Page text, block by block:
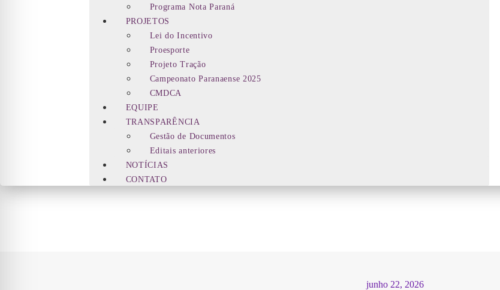
Programa Nota Paraná
PROJETOS
Lei do Incentivo
Proesporte
Projeto Tração
Campeonato Paranaense 2025
CMDCA
EQUIPE
TRANSPARÊNCIA
Gestão de Documentos
Editais anteriores
NOTÍCIAS
CONTATO
junho 22, 2026